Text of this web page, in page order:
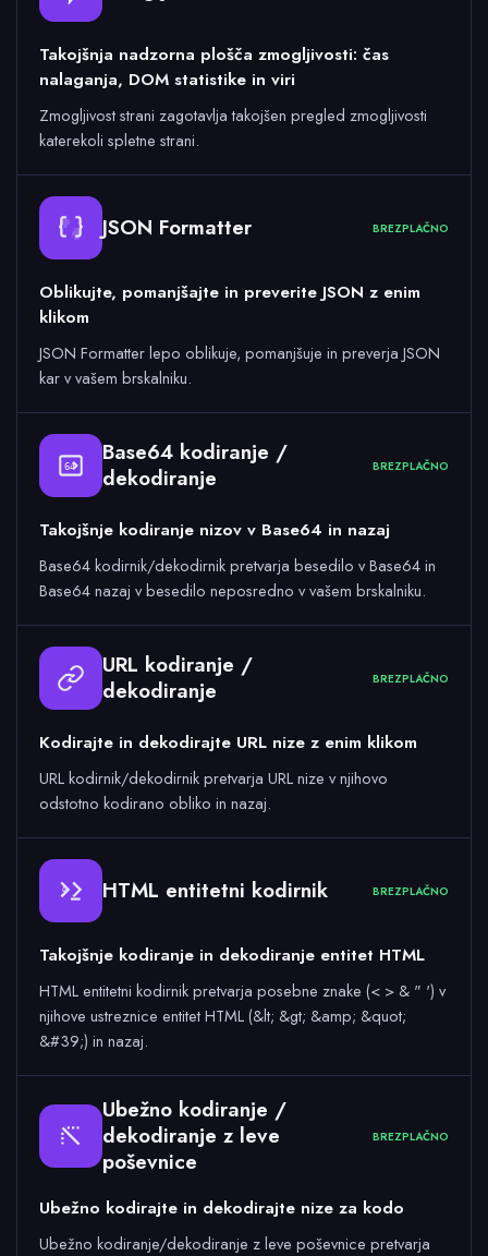
Takojšnja nadzorna plošča zmogljivosti: čas
nalaganja, DOM statistike in viri
Zmogljivost strani zagotavlja takojšen pregled zmogljivosti
katerekoli spletne strani.
JSON Formatter BREZPLAČNO
Oblikujte, pomanjšajte in preverite JSON z enim
klikom
JSON Formatter lepo oblikuje, pomanjšuje in preverja JSON
kar v vašem brskalniku.
64
Base64 kodiranje /
dekodiranje
BREZPLAČNO
Takojšnje kodiranje nizov v Base64 in nazaj
Base64 kodirnik/dekodirnik pretvarja besedilo v Base64 in
Base64 nazaj v besedilo neposredno v vašem brskalniku.
URL kodiranje /
dekodiranje
BREZPLAČNO
Kodirajte in dekodirajte URL nize z enim klikom
URL kodirnik/dekodirnik pretvarja URL nize v njihovo
odstotno kodirano obliko in nazaj.
& HTML entitetni kodirnik BREZPLAČNO
Takojšnje kodiranje in dekodiranje entitet HTML
HTML entitetni kodirnik pretvarja posebne znake (< > & " ') v
njihove ustreznice entitet HTML (&lt; &gt; &amp; &quot;
&#39;) in nazaj.
Ubežno kodiranje /
dekodiranje z leve
poševnice
BREZPLAČNO
Ubežno kodirajte in dekodirajte nize za kodo
Ubežno kodiranje/dekodiranje z leve poševnice pretvarja